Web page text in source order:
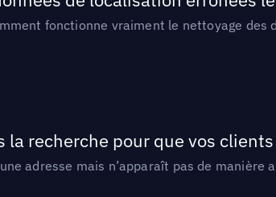
fonctionne vraiment le nettoyage des
recherche pour que vos
adresse mais n’apparaît pas de manière